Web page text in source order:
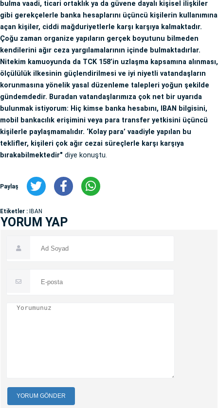
bulma vaadi, ticari ortaklık ya da güvene dayalı kişisel ilişkiler
gibi gerekçelerle banka hesaplarını üçüncü kişilerin kullanımına
açan kişiler, ciddi mağduriyetlerle karşı karşıya kalmaktadır.
Çoğu zaman organize yapıların gerçek boyutunu bilmeden
kendilerini ağır ceza yargılamalarının içinde bulmaktadırlar.
Nitekim kamuoyunda da TCK 158’in uzlaşma kapsamına alınması,
ölçülülük ilkesinin güçlendirilmesi ve iyi niyetli vatandaşların
korunmasına yönelik yasal düzenleme talepleri yoğun şekilde
gündemdedir. Buradan vatandaşlarımıza çok net bir uyarıda
bulunmak istiyorum: Hiç kimse banka hesabını, IBAN bilgisini,
mobil bankacılık erişimini veya para transfer yetkisini üçüncü
kişilerle paylaşmamalıdır. ‘Kolay para’ vaadiyle yapılan bu
teklifler, kişileri çok ağır cezai süreçlerle karşı karşıya
bırakabilmektedir" diye konuştu.
Paylaş
Etiketler : IBAN
YORUM YAP
YORUM GÖNDER